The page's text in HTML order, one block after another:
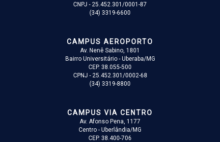
CNPJ - 25.452.301/0001-87
(34) 3319-6600
CAMPUS AEROPORTO
Av. Nenê Sabino, 1801
Bairro Universitário - Uberaba/MG
CEP. 38.055-500
CPNJ - 25.452.301/0002-68
(34) 3319-8800
CAMPUS VIA CENTRO
Av. Afonso Pena, 1177
Centro - Uberlândia/MG
CEP. 38.400-706